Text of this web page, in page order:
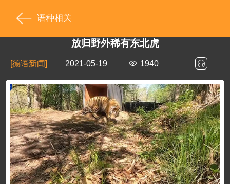
语种相关
放归野外稀有东北虎
[德语新闻] 2021-05-19 1940